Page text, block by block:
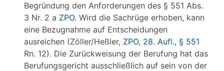
Begründung den Anforderungen des § 551 Abs.
3 Nr. 2 a ZPO. Wird die Sachrüge erhoben, kann
eine Bezugnahme auf Entscheidungen
ausreichen (Zöller/Heßler, ZPO, 28. Aufl., § 551
Rn. 12). Die Zurückweisung der Berufung hat das
Berufungsgericht ausschließlich auf sein von der